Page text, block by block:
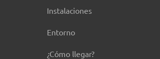
Instalaciones
Entorno
¿Cómo llegar?